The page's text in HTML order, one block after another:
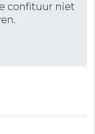
confituur niet